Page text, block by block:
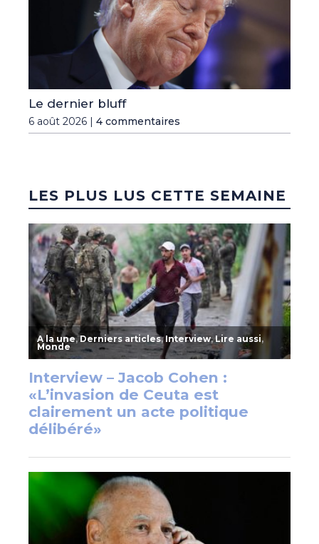
Le dernier bluff
6 août 2026 | 4 commentaires
LES PLUS LUS CETTE SEMAINE